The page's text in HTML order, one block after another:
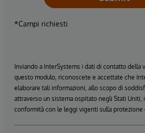
*Campi richiesti
Inviando a InterSystems i dati di contatto della
questo modulo, riconoscete e accettate che
elaborare tali informazioni, allo scopo di
attraverso un sistema ospitato negli Stati Uniti,
conformità con le leggi vigenti sulla protezione